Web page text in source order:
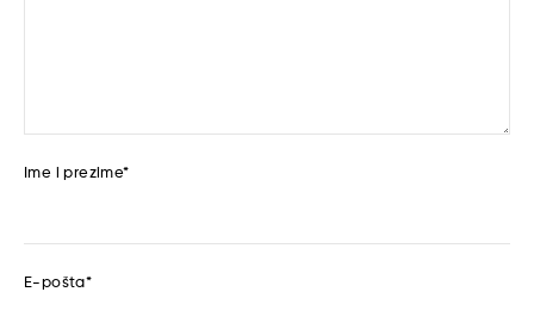
Ime i prezime*
E-pošta*